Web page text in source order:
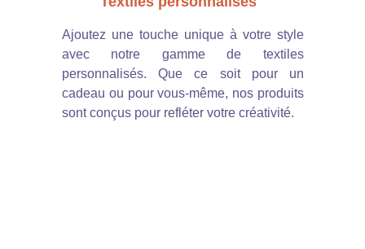
Ajoutez une touche unique à votre style
avec notre gamme de textiles
personnalisés. Que ce soit pour un
cadeau ou pour vous-même, nos produits
sont conçus pour refléter votre créativité.